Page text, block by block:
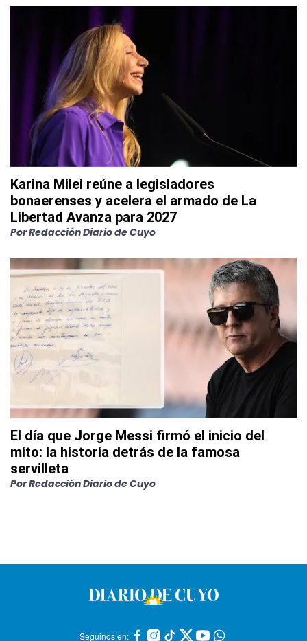
Karina Milei reúne a legisladores
bonaerenses y acelera el armado de La
Libertad Avanza para 2027
PorRedacción Diario de Cuyo
El día que Jorge Messi firmó el inicio del
mito: la historia detrás de la famosa
servilleta
PorRedacción Diario de Cuyo
Seguinos en: